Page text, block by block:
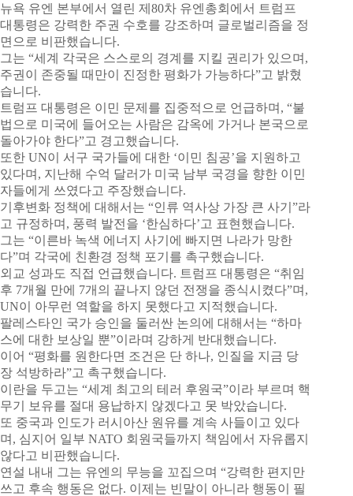
뉴욕 유엔 본부에서 열린 제80차 유엔총회에서 트럼프
대통령은 강력한 주권 수호를 강조하며 글로벌리즘을 정
면으로 비판했습니다.
그는 “세계 각국은 스스로의 경계를 지킬 권리가 있으며,
주권이 존중될 때만이 진정한 평화가 가능하다”고 밝혔
습니다.
트럼프 대통령은 이민 문제를 집중적으로 언급하며, “불
법으로 미국에 들어오는 사람은 감옥에 가거나 본국으로
돌아가야 한다”고 경고했습니다.
또한 UN이 서구 국가들에 대한 ‘이민 침공’을 지원하고
있다며, 지난해 수억 달러가 미국 남부 국경을 향한 이민
자들에게 쓰였다고 주장했습니다.
기후변화 정책에 대해서는 “인류 역사상 가장 큰 사기”라
고 규정하며, 풍력 발전을 ‘한심하다’고 표현했습니다.
그는 “이른바 녹색 에너지 사기에 빠지면 나라가 망한
다”며 각국에 친환경 정책 포기를 촉구했습니다.
외교 성과도 직접 언급했습니다. 트럼프 대통령은 “취임
후 7개월 만에 7개의 끝나지 않던 전쟁을 종식시켰다”며,
UN이 아무런 역할을 하지 못했다고 지적했습니다.
팔레스타인 국가 승인을 둘러싼 논의에 대해서는 “하마
스에 대한 보상일 뿐”이라며 강하게 반대했습니다.
이어 “평화를 원한다면 조건은 단 하나, 인질을 지금 당
장 석방하라”고 촉구했습니다.
이란을 두고는 “세계 최고의 테러 후원국”이라 부르며 핵
무기 보유를 절대 용납하지 않겠다고 못 박았습니다.
또 중국과 인도가 러시아산 원유를 계속 사들이고 있다
며, 심지어 일부 NATO 회원국들까지 책임에서 자유롭지
않다고 비판했습니다.
연설 내내 그는 유엔의 무능을 꼬집으며 “강력한 편지만
쓰고 후속 행동은 없다. 이제는 빈말이 아니라 행동이 필